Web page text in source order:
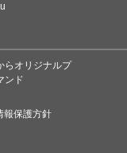
らオリジナルプ
ンド
報保護方針